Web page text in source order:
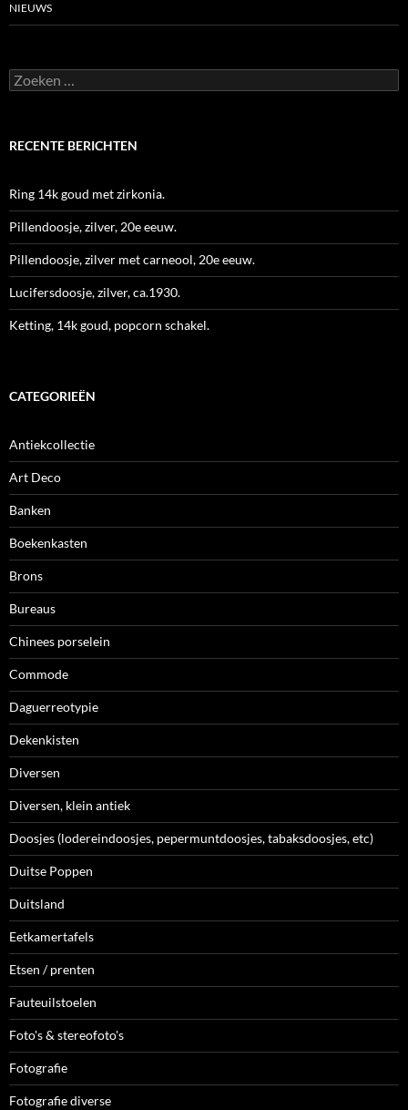
NIEUWS
Zoeken
naar:
RECENTE BERICHTEN
Ring 14k goud met zirkonia.
Pillendoosje, zilver, 20e eeuw.
Pillendoosje, zilver met carneool, 20e eeuw.
Lucifersdoosje, zilver, ca.1930.
Ketting, 14k goud, popcorn schakel.
CATEGORIEËN
Antiekcollectie
Art Deco
Banken
Boekenkasten
Brons
Bureaus
Chinees porselein
Commode
Daguerreotypie
Dekenkisten
Diversen
Diversen, klein antiek
Doosjes (lodereindoosjes, pepermuntdoosjes, tabaksdoosjes, etc)
Duitse Poppen
Duitsland
Eetkamertafels
Etsen / prenten
Fauteuilstoelen
Foto's & stereofoto's
Fotografie
Fotografie diverse